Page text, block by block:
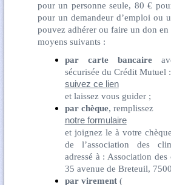
pour un personne seule, 80 €
pour un demandeur d’emploi ou
pouvez adhérer ou faire un don en
moyens suivants :
par carte bancaire
sécurisée du Crédit Mutuel :
suivez ce lien
et laissez vous guider ;
par chèque, remplissez
notre formulaire
et joignez le à votre
de l’association des
adressé à : Association des
35 avenue de Breteuil,
par virement(